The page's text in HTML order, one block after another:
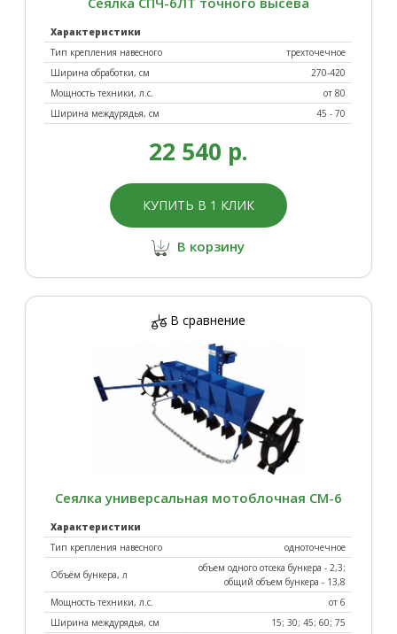
Характеристики
Тип крепления навесного
трехточечное
Ширина обработки, см
270-420
Мощность техники, л.с.
от 80
Ширина междурядья, см
45 - 70
22 540 р.
КУПИТЬ В 1 КЛИК
В корзину
В сравнение
Сеялка универсальная мотоблочная СМ-6
Характеристики
Тип крепления навесного
одноточечное
Объём бункера, л
объем одного отсека бункера - 2,3;
общий объем бункера - 13,8
Мощность техники, л.с.
от 6
Ширина междурядья, см
15; 30; 45; 60; 75